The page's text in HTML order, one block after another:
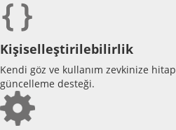
Kişiselleştirilebilirlik
Kendi göz ve kullanım zevkinize
güncelleme desteği.